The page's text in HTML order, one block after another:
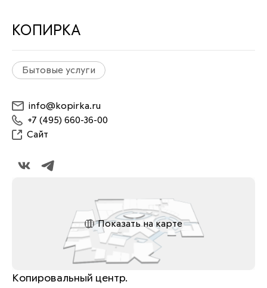
КОПИРКА
Бытовые услуги
info@kopirka.ru
+7 (495) 660-36-00
Сайт
Показать на карте
Копировальный центр.